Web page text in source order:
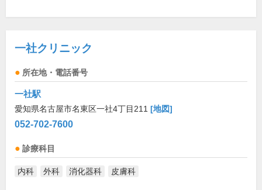
一社クリニック
所在地・電話番号
一社駅
愛知県名古屋市名東区一社4丁目211 [地図]
052-702-7600
診療科目
内科 外科 消化器科 皮膚科